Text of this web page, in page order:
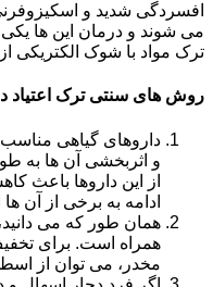
افسردگی شدید و
می شوند و درمان این ها
ترک مواد با شوک الکتریکی
روش های سنتی ترک اعتیاد
داروهای گیاهی مناسب
و اثربخشی آن ها به
از این داروها باعث
ادامه به برخی از آن
همان طور که می
همراه است. برای
مخدر، می توان از